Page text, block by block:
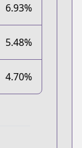
6.93%
5.48%
4.70%